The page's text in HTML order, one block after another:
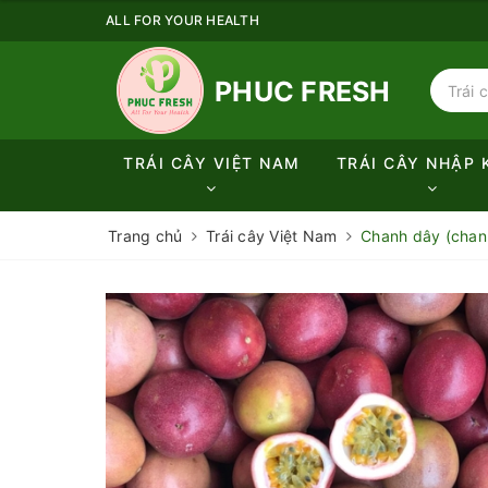
ALL FOR YOUR HEALTH
PHUC FRESH
TRÁI CÂY VIỆT NAM TRÁI CÂY NHẬP
Trang chủ Trái cây Việt Nam Chanh dây